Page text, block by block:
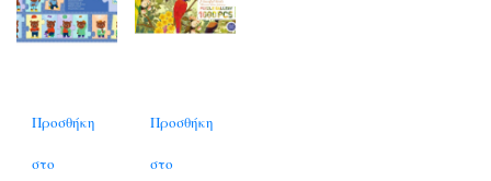
Προσθήκη
στο
Προσθήκη
στο